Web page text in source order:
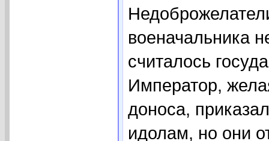
военачальника
считалось
Император,
доноса,
идолам, но они